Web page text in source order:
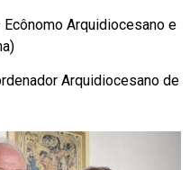
Arquidiocesano e
Arquidiocesano de